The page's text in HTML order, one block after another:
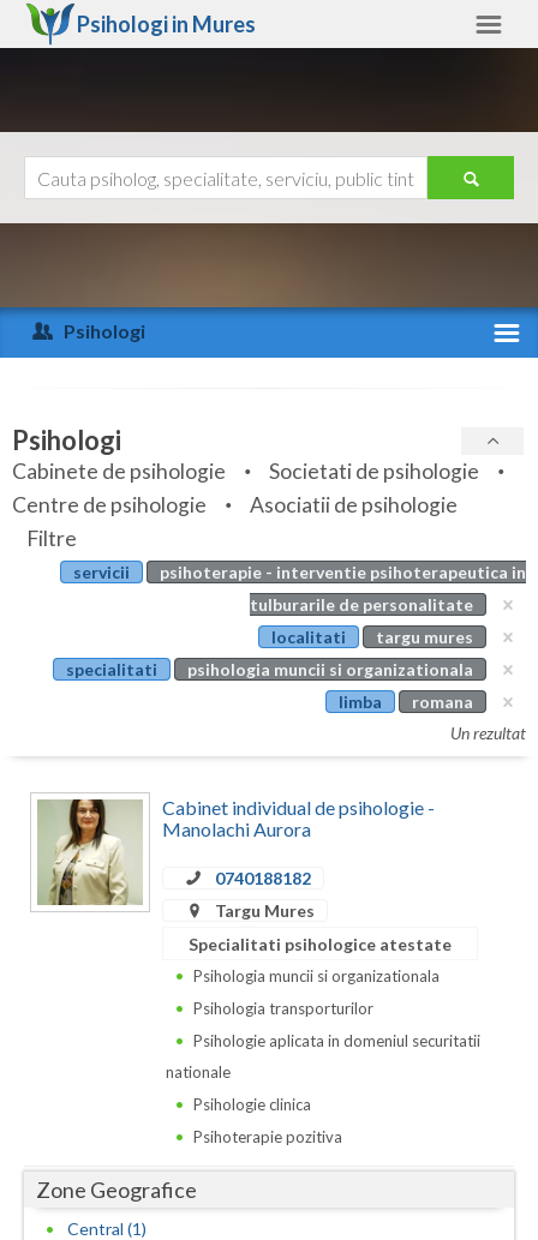
Psihologi in Mures
Arad
Arges
Bihor
Bistrita-Nasaud
Botosani
Calarasi
Caras-Severin
Cluj
Giurgiu
Gorj
Ajutor
Psihologi
Specialitati
Servicii
Articole
Evenimente
Membri
Psihologi
Cabinete de psihologie
Societati de psihologie
Centre de psihologie
Asociatii de psihologie
Filtre
servicii
psihoterapie - interventie psihoterapeutica in
tulburarile de personalitate
localitati
targu mures
specialitati
psihologia muncii si organizationala
limba
romana
Un rezultat
Cabinet individual de psihologie -
Manolachi Aurora
0740188182
Targu Mures
Specialitati psihologice atestate
Psihologia muncii si organizationala
Psihologia transporturilor
Psihologie aplicata in domeniul securitatii
nationale
Psihologie clinica
Psihoterapie pozitiva
Zone Geografice
Central (1)